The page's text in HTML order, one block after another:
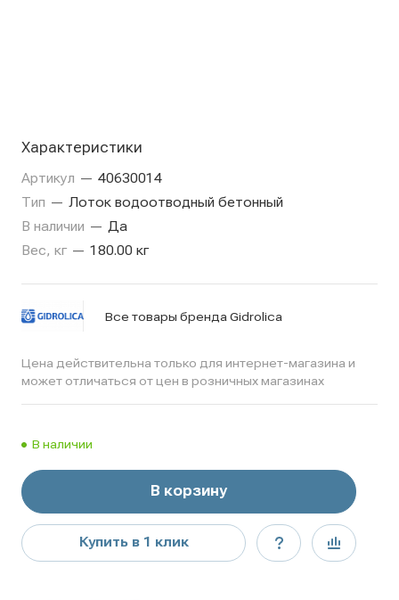
Характеристики
Артикул — 40630014
Тип — Лоток водоотводный бетонный
В наличии — Да
Вес, кг — 180.00 кг
Все товары бренда Gidrolica
Цена действительна только для интернет-магазина и
может отличаться от цен в розничных магазинах
В наличии
В корзину
Купить в 1 клик